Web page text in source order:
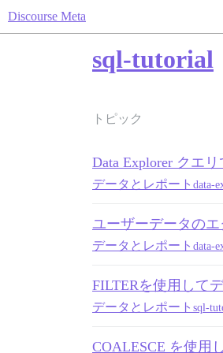
Discourse Meta
sql-tutorial
トピック
Data Explorer クエ
データとレポート data-
ユーザーデータの
データとレポート data-
FILTERを使用して
データとレポート sql-
COALESCE を使用